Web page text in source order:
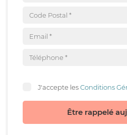
J'accepte lesConditions
Être rappelé